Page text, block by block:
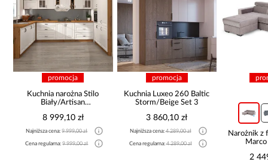
promocja
Kuchnia narożna Stilo
Biały/Artisan
8 999,10 zł
Najniższa cena:9 999,00 zł
Cena regularna:9 999,00 zł
promocja
Kuchnia Luxeo 260 Baltic
Storm/Beige Set 3
3 860,10 zł
Najniższa cena:4 289,00 zł
Cena regularna:4 289,00 zł
Narożnik z
2